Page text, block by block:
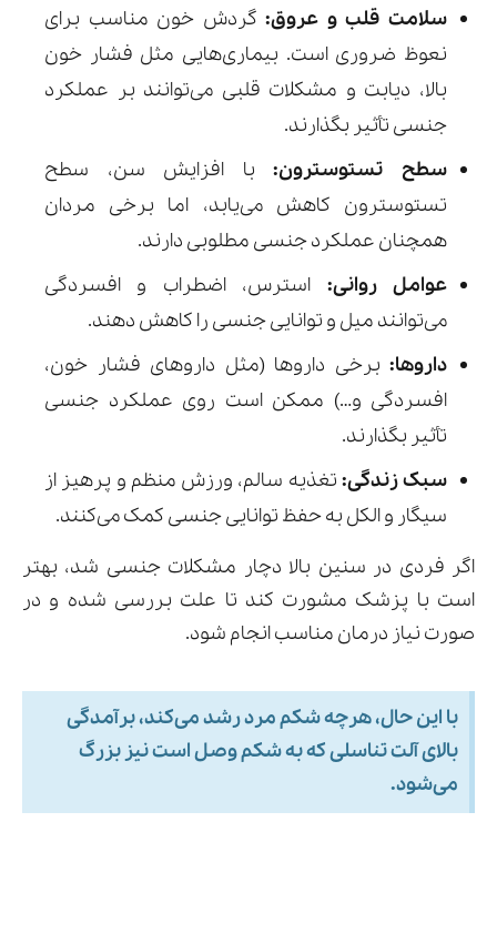
سلامت قلب و عروق:گردش خون مناسب برای
نعوظ ضروری است. بیماری‌هایی مثل فشار خون
بالا، دیابت و مشکلات قلبی می‌توانند بر عملکرد
جنسی تأثیر بگذارند.
سطح تستوسترون:با افزایش سن، سطح
تستوسترون کاهش می‌یابد، اما برخی مردان
همچنان عملکرد جنسی مطلوبی دارند.
عوامل روانی: استرس، اضطراب و افسردگی
می‌توانند میل و توانایی جنسی را کاهش دهند.
داروها: برخی داروها (مثل داروهای فشار خون،
افسردگی و…) ممکن است روی عملکرد جنسی
تأثیر بگذارند.
سبک زندگی: تغذیه سالم، ورزش منظم و پرهیز از
سیگار و الکل به حفظ توانایی جنسی کمک می‌کنند.
اگر فردی در سنین بالا دچار مشکلات جنسی شد، بهتر
است با پزشک مشورت کند تا علت بررسی شده و در
صورت نیاز درمان مناسب انجام شود.
با این حال، هرچه شکم مرد رشد می‌کند، برآمدگی
بالای آلت تناسلی که به شکم وصل است نیز بزرگ
می‌شود.